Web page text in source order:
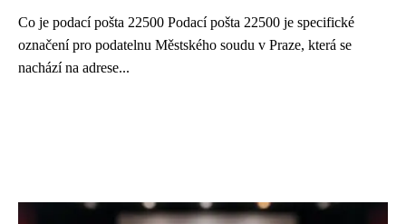
Co je podací pošta 22500 Podací pošta 22500 je specifické
označení pro podatelnu Městského soudu v Praze, která se
nachází na adrese...